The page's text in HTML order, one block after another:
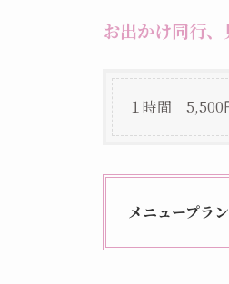
お出かけ同行、
１時間 5,500
メニュープラ